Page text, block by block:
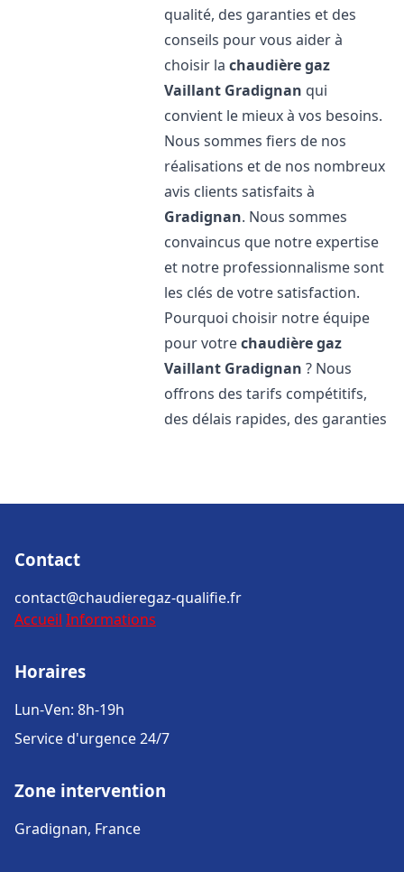
qualité, des garanties et des
conseils pour vous aider à
choisir lachaudière gaz
Vaillant Gradignan qui
convient le mieux à vos besoins.
Nous sommes fiers de nos
réalisations et de nos nombreux
avis clients satisfaits à
Gradignan. Nous sommes
convaincus que notre expertise
et notre professionnalisme sont
les clés de votre satisfaction.
Pourquoi choisir notre équipe
pour votrechaudière gaz
Vaillant Gradignan ? Nous
offrons des tarifs compétitifs,
des délais rapides, des garanties
Contact
contact@chaudieregaz-qualifie.fr
Accueil Informations
Horaires
Lun-Ven: 8h-19h
Service d'urgence 24/7
Zone intervention
Gradignan, France